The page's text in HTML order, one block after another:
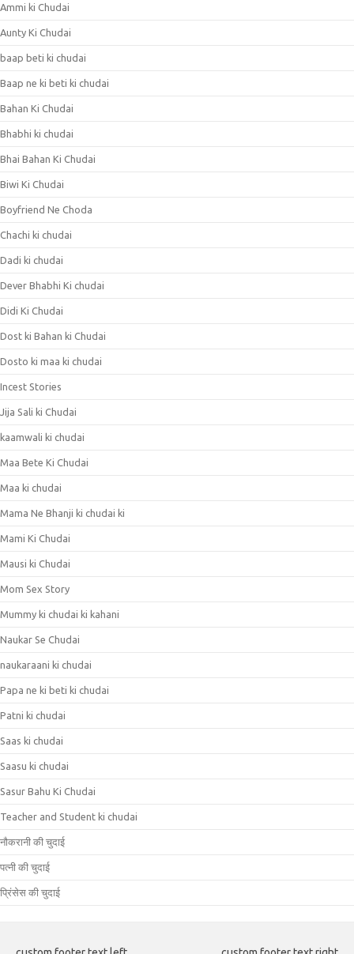
Ammi ki Chudai
Aunty Ki Chudai
baap beti ki chudai
Baap ne ki beti ki chudai
Bahan Ki Chudai
Bhabhi ki chudai
Bhai Bahan Ki Chudai
Biwi Ki Chudai
Boyfriend Ne Choda
Chachi ki chudai
Dadi ki chudai
Dever Bhabhi Ki chudai
Didi Ki Chudai
Dost ki Bahan ki Chudai
Dosto ki maa ki chudai
Incest Stories
Jija Sali ki Chudai
kaamwali ki chudai
Maa Bete Ki Chudai
Maa ki chudai
Mama Ne Bhanji ki chudai ki
Mami Ki Chudai
Mausi ki Chudai
Mom Sex Story
Mummy ki chudai ki kahani
Naukar Se Chudai
naukaraani ki chudai
Papa ne ki beti ki chudai
Patni ki chudai
Saas ki chudai
Saasu ki chudai
Sasur Bahu Ki Chudai
Teacher and Student ki chudai
नौकरानी की चुदाई
पत्नी की चुदाई
प्रिंसेस की चुदाई